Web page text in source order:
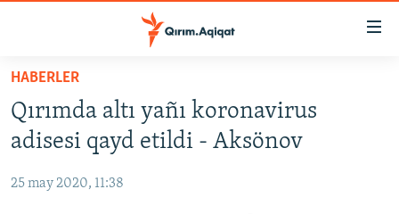
Esas
qaytmaq
Baş
qaytmaq
HABERLER
SİYASET
İQTİSADİYAT
CEMİYET
HABERLER
Qırımda altı yañı koronavirus
adisesi qayd etildi - Aksönov
25 may 2020, 11:38